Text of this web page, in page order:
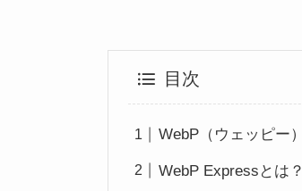
目次
WebP（ウェッピー
WebP Expressとは？